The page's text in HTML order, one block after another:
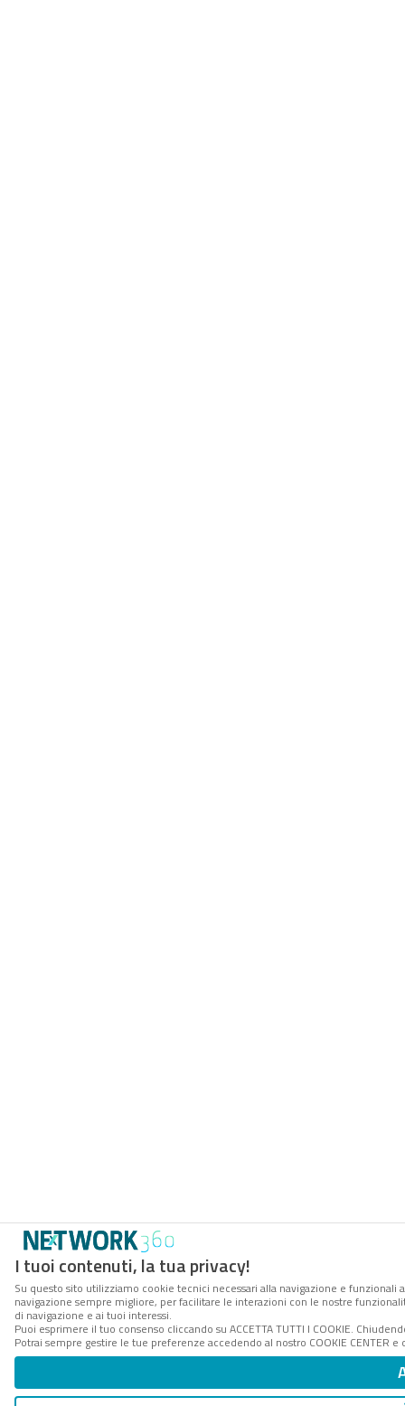
I tuoi contenuti, la tua privacy!
Su questo sito utilizziamo cookie tecnici necessari alla navigazione e
navigazione sempre migliore, per facilitare le interazioni con le nostre
di navigazione e ai tuoi interessi.
Puoi esprimere il tuo consenso cliccando su ACCETTA TUTTI I COOKIE.
Potrai sempre gestire le tue preferenze accedendo al nostro COOKIE